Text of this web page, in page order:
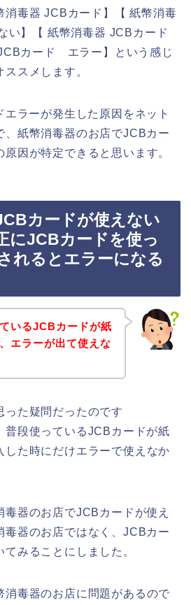
消毒器 JCBカード】【 紙幣消毒
い】【 紙幣消毒器 JCBカード
カード エラー】という感じ
スメします。
ラーが発生した原因をネット
、紙幣消毒器のお店でJCBカー
原因が特定できると思います。
カードが使えない
にJCBカードを使っ
れるとエラーになる
いるJCBカードが紙
エラーが出て使えな
った疑問だったのです
普段使っているJCBカードが紙
した時にだけエラーで使えなか
器のお店でJCBカードが使え
毒器のお店ではなく、JCBカー
てみることにしました。
消毒器のお店に問題があるので